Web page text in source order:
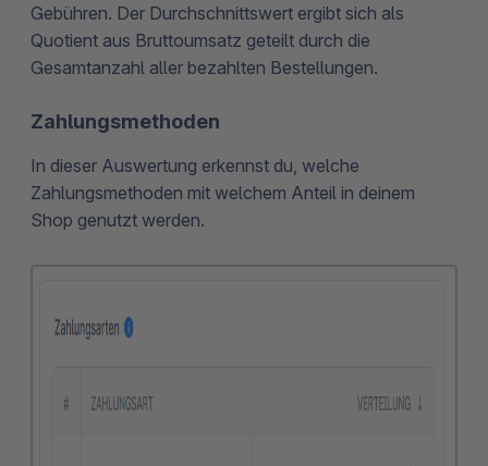
Gebühren. Der Durchschnittswert ergibt sich als
Quotient aus Bruttoumsatz geteilt durch die
Gesamtanzahl aller bezahlten Bestellungen.
Zahlungsmethoden
In dieser Auswertung erkennst du, welche
Zahlungsmethoden mit welchem Anteil in deinem
Shop genutzt werden.